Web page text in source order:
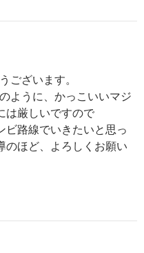
ございます。
ように、かっこいいマジ
は厳しいですので
ビ路線でいきたいと思っ
のほど、よろしくお願い